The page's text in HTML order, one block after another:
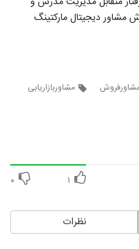
مشاور دیجیتال مارکتینگ
مشاوربازاریابی
۱ ۰
نظرات